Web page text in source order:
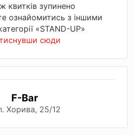
квитків зупинено
ознайомитись з іншими
«STAND-UP»
сюди
F-Bar
Хорива, 25/12